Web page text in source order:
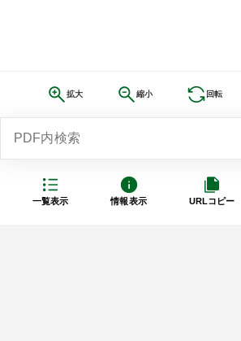
一覧表示 情報表示 URLコピー
拡大 縮小 回転